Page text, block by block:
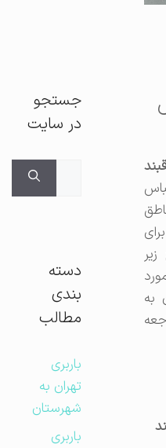
جستجو
در سایت
دسته
بندی
مطالب
باربری
تهران به
شهرستان
باربری